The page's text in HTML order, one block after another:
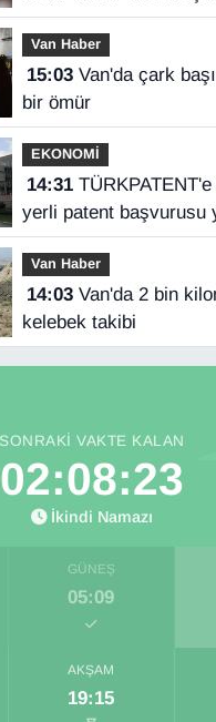
Van Haber
15:03Van'da çark başında geçen
bir ömür
EKONOMİ
14:31TÜRKPATENT'e 4 bin 641
yerli patent başvurusu
Van Haber
14:03Van'da 2 bin kilometrelik
kelebek takibi
SONRAKI VAKTE KALAN
02:08:23
İkindi Namazı
GÜNEŞ
05:09
AKŞAM
19:15